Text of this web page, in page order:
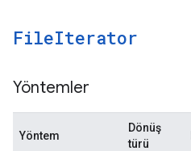
FileIterator
Yöntemler
Yöntem
Dönüş
türü